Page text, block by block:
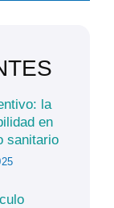
la
en
sanitario